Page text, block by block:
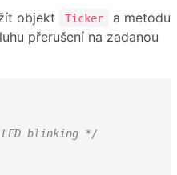
objekt Ticker a metodu
přerušení na zadanou
blinking */